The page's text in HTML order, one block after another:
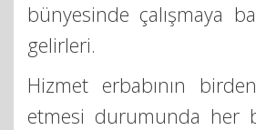
bünyesinde çalışmaya
gelirleri.
Hizmet erbabının
etmesi durumunda her